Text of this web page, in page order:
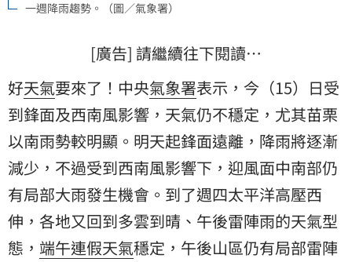
一週降雨趨勢。（圖／氣象署）
[廣告] 請繼續往下閱讀…
好天氣要來了！中央氣象署表示，今（15）日受
到鋒面及西南風影響，天氣仍不穩定，尤其苗栗
以南雨勢較明顯。明天起鋒面遠離，降雨將逐漸
減少，不過受到西南風影響下，迎風面中南部仍
有局部大雨發生機會。到了週四太平洋高壓西
伸，各地又回到多雲到晴、午後雷陣雨的天氣型
態， 端午連假天氣穩定，午後山區仍有局部雷陣